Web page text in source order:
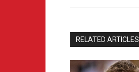
RELATED ARTICLES